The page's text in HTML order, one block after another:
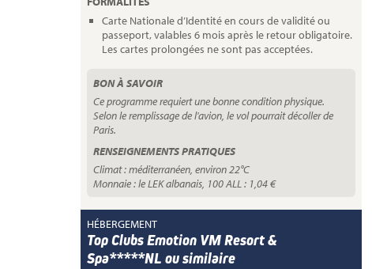
Carte Nationale d’Identité en cours de validité ou
passeport, valables 6 mois après le retour obligatoire.
Les cartes prolongées ne sont pas acceptées.
BON À SAVOIR
Ce programme requiert une bonne condition physique.
Selon le remplissage de l'avion, le vol pourrait décoller de
Paris.
RENSEIGNEMENTS PRATIQUES
Climat : méditerranéen, environ 22°C
Monnaie : le LEK albanais, 100 ALL : 1,04 €
HÉBERGEMENT
Top Clubs Emotion VM Resort &
Spa*****NL ou similaire